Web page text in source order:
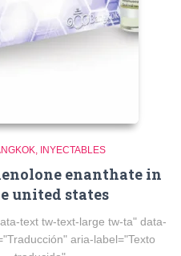
INYECTABLES
enanthate in
united states
text tw-text-large tw-ta" data-
aria-label="Texto